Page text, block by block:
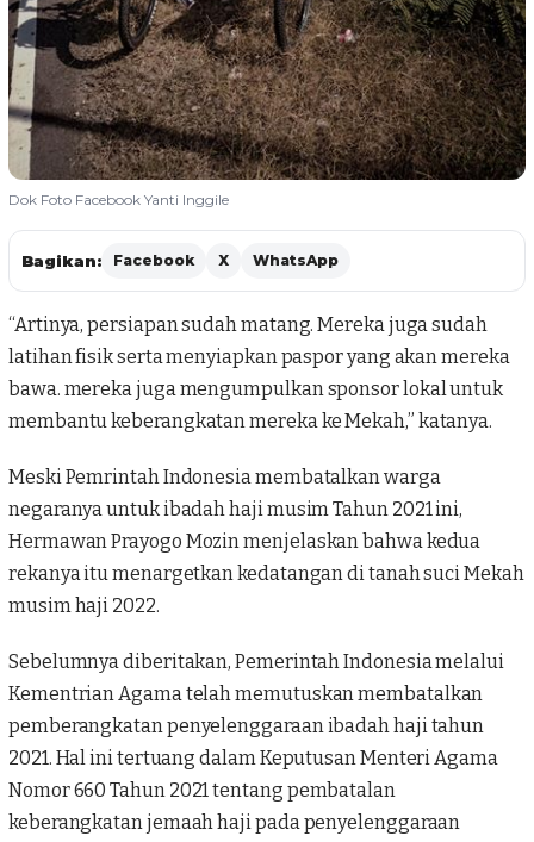
Dok Foto Facebook Yanti Inggile
Bagikan: Facebook X WhatsApp
“Artinya, persiapan sudah matang. Mereka juga sudah
latihan fisik serta menyiapkan paspor yang akan mereka
bawa. mereka juga mengumpulkan sponsor lokal untuk
membantu keberangkatan mereka ke Mekah,” katanya.
Meski Pemrintah Indonesia membatalkan warga
negaranya untukibadah hajimusim Tahun 2021 ini,
Hermawan Prayogo Mozin menjelaskan bahwa kedua
rekanya itu menargetkan kedatangan di tanah suci Mekah
musimhaji 2022.
Sebelumnya diberitakan, Pemerintah Indonesia melalui
Kementrian Agama telah memutuskan membatalkan
pemberangkatan penyelenggaraan ibadah haji tahun
2021. Hal ini tertuang dalam Keputusan Menteri Agama
Nomor 660 Tahun 2021 tentang pembatalan
keberangkatan jemaah haji pada penyelenggaraan